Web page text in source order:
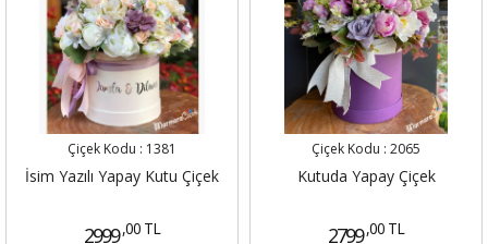
Çiçek Kodu : 1381
İsim Yazılı Yapay Kutu Çiçek
2999 ,00 TL
Çiçek Kodu : 2065
Kutuda Yapay Çiçek
2799 ,00 TL